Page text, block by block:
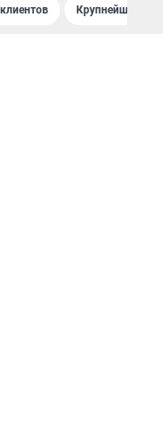
Крупнейшие